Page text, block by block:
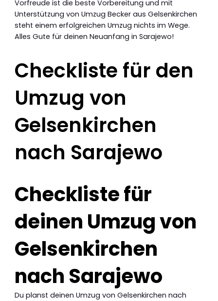
Vorfreude ist die beste Vorbereitung und mit
Unterstützung von Umzug Becker aus Gelsenkirchen
steht einem erfolgreichen Umzug nichts im Wege.
Alles Gute für deinen Neuanfang in Sarajewo!
Checkliste für den
Umzug von
Gelsenkirchen
nach Sarajewo
Checkliste für
deinen Umzug von
Gelsenkirchen
nach Sarajewo
Du planst deinen Umzug von Gelsenkirchen nach